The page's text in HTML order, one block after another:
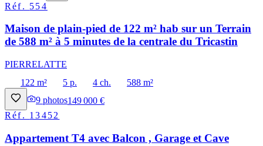
Réf. 554
Maison de plain-pied de 122 m² hab sur un Terrain
de 588 m² à 5 minutes de la centrale du Tricastin
PIERRELATTE
122 m²
5 p. 4 ch.
588 m²
9 photos149 000 €
Réf. 13452
Appartement T4 avec Balcon , Garage et Cave